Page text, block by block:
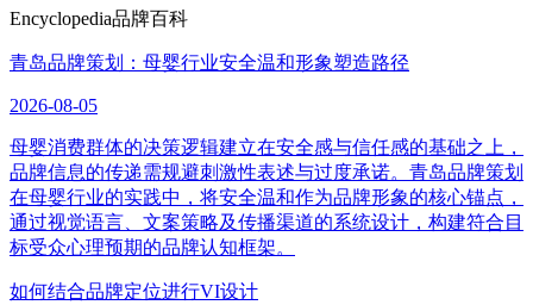
Encyclopedia品牌百科
青岛品牌策划：母婴行业安全温和形象塑造路径
2026-08-05
母婴消费群体的决策逻辑建立在安全感与信任感的基础之上，
品牌信息的传递需规避刺激性表述与过度承诺。青岛品牌策划
在母婴行业的实践中，将安全温和作为品牌形象的核心锚点，
通过视觉语言、文案策略及传播渠道的系统设计，构建符合目
标受众心理预期的品牌认知框架。
如何结合品牌定位进行VI设计